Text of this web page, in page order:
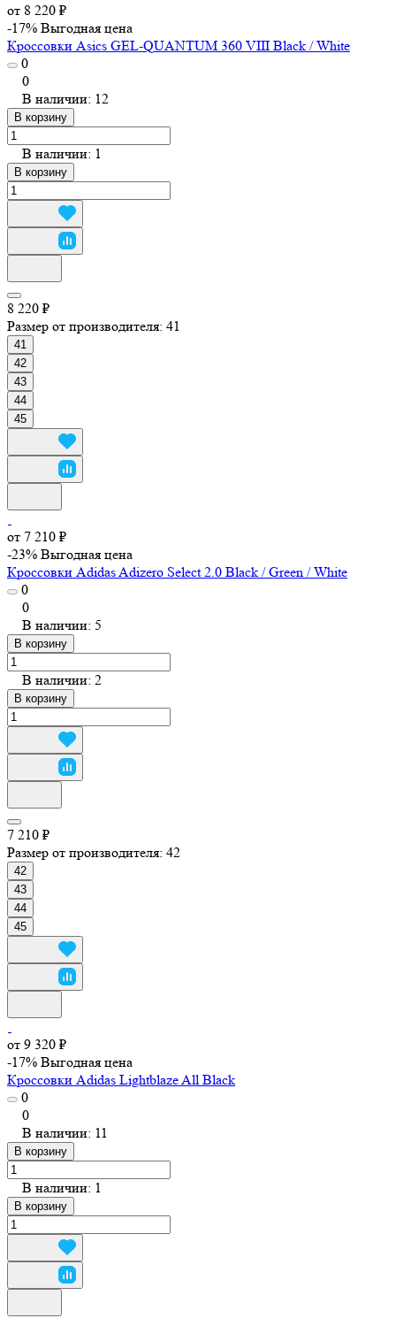
от 8 220 ₽
-17% Выгодная цена
Кроссовки Asics GEL-QUANTUM 360 VIII Black / White
0
0
В наличии: 12
В корзину
В наличии: 1
В корзину
8 220 ₽
Размер от производителя: 41
41
42
43
44
45
от 7 210 ₽
-23% Выгодная цена
Кроссовки Adidas Adizero Select 2.0 Black / Green / White
0
0
В наличии: 5
В корзину
В наличии: 2
В корзину
7 210 ₽
Размер от производителя: 42
42
43
44
45
от 9 320 ₽
-17% Выгодная цена
Кроссовки Adidas Lightblaze All Black
0
0
В наличии: 11
В корзину
В наличии: 1
В корзину